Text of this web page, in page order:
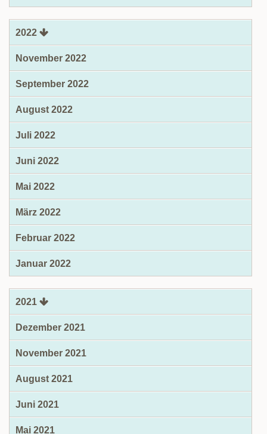
2022
November 2022
September 2022
August 2022
Juli 2022
Juni 2022
Mai 2022
März 2022
Februar 2022
Januar 2022
2021
Dezember 2021
November 2021
August 2021
Juni 2021
Mai 2021